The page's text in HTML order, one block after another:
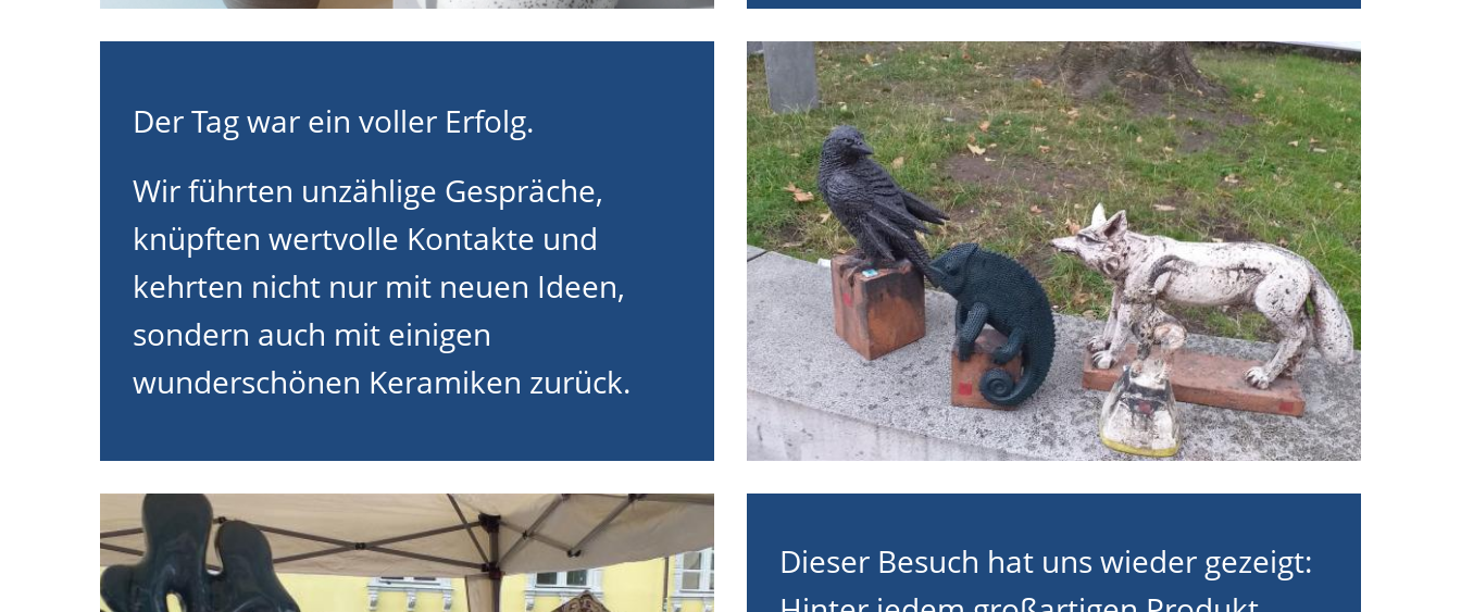
Der Tag war ein voller Erfolg.
Wir führten unzählige Gespräche,
knüpften wertvolle Kontakte und
kehrten nicht nur mit neuen Ideen,
sondern auch mit einigen
wunderschönen Keramiken zurück.
Dieser Besuch hat uns wieder gezeigt: